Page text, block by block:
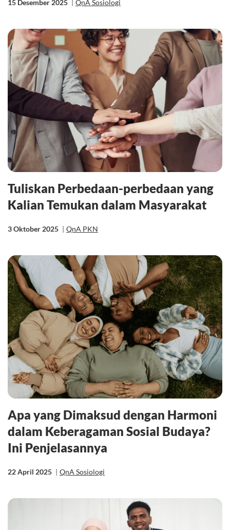
15 Desember 2025 QnA Sosiologi
Tuliskan Perbedaan-perbedaan yang
Kalian Temukan dalam Masyarakat
3 Oktober 2025 | QnA PKN
Apa yang Dimaksud dengan Harmoni
dalam Keberagaman Sosial Budaya?
Ini Penjelasannya
22 April 2025 | QnA Sosiologi